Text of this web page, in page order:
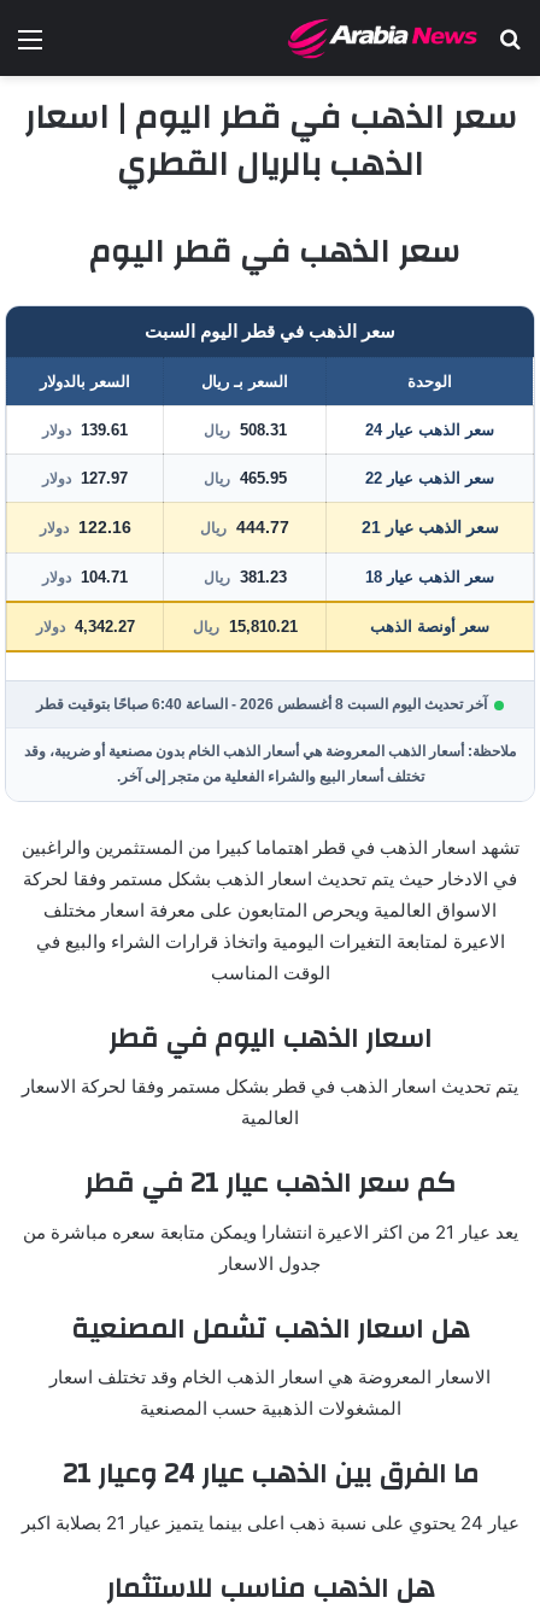
بحث عن
سعر الذهب في قطر اليوم | اسعار
الذهب بالريال القطري
سعر الذهب في قطر اليوم
سعر الذهب في قطر اليوم السبت
الوحدة السعر بـ ريال السعر بالدولار
سعر الذهب عيار 24 508.31 ريال 139.61 دولار
سعر الذهب عيار 22 465.95 ريال 127.97 دولار
سعر الذهب عيار 21 444.77 ريال 122.16 دولار
سعر الذهب عيار 18 381.23 ريال 104.71 دولار
سعر أونصة الذهب 15,810.21 ريال 4,342.27 دولار
آخر تحديث اليوم السبت 8 أغسطس 2026 - الساعة 6:40 صباحًا بتوقيت قطر
ملاحظة: أسعار الذهب المعروضة هي أسعار الذهب الخام بدون مصنعية أو ضريبة، وقد
تختلف أسعار البيع والشراء الفعلية من متجر إلى آخر.
تشهد اسعار الذهب في قطر اهتماما كبيرا من المستثمرين والراغبين
في الادخار حيث يتم تحديث اسعار الذهب بشكل مستمر وفقا لحركة
الاسواق العالمية ويحرص المتابعون على معرفة اسعار مختلف
الاعيرة لمتابعة التغيرات اليومية واتخاذ قرارات الشراء والبيع في
الوقت المناسب
اسعار الذهب اليوم في قطر
يتم تحديث اسعار الذهب في قطر بشكل مستمر وفقا لحركة الاسعار
العالمية
كم سعر الذهب عيار 21 في قطر
يعد عيار 21 من اكثر الاعيرة انتشارا ويمكن متابعة سعره مباشرة من
جدول الاسعار
هل اسعار الذهب تشمل المصنعية
الاسعار المعروضة هي اسعار الذهب الخام وقد تختلف اسعار
المشغولات الذهبية حسب المصنعية
ما الفرق بين الذهب عيار 24 وعيار 21
عيار 24 يحتوي على نسبة ذهب اعلى بينما يتميز عيار 21 بصلابة اكبر
هل الذهب مناسب للاستثمار